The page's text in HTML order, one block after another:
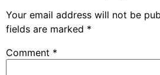
Your email address will not be
fields are marked *
Comment *